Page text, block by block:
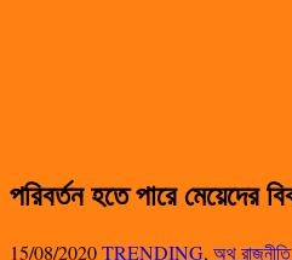
পরিবর্তন হতে পারে মেয়েদের
15/08/2020TRENDING, অথ